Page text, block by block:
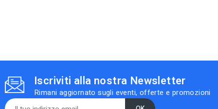
Iscriviti alla nostra Newsletter
Rimani aggiornato sugli eventi, offerte e promozioni